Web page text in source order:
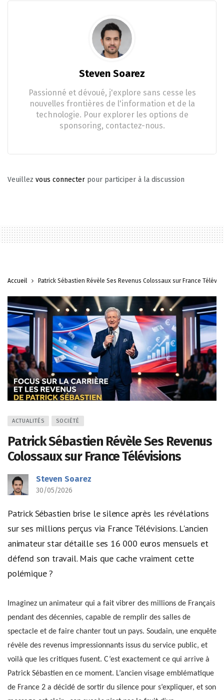
Steven Soarez
Passionné et dévoué, j'explore sans cesse les
nouvelles frontières de l'information et de la
technologie. Pour explorer les options de
sponsoring, contactez-nous.
Veuillez vous connecter pour participer à la discussion
Accueil Patrick Sébastien Révèle Ses Revenus Colossaux sur France
ACTUALITÉS SOCIÉTÉ
Patrick Sébastien Révèle Ses Revenus
Colossaux sur France Télévisions
Steven Soarez
30/05/2026
Patrick Sébastien brise le silence après les révélations
sur ses millions perçus via France Télévisions. L'ancien
animateur star détaille ses 16 000 euros mensuels et
défend son travail. Mais que cache vraiment cette
polémique ?
Imaginez un animateur qui a fait vibrer des millions de Français
pendant des décennies, capable de remplir des salles de
spectacle et de faire chanter tout un pays. Soudain, une enquête
révèle des revenus impressionnants issus du service public, et
voilà que les critiques fusent. C’est exactement ce qui arrive à
Patrick Sébastien en ce moment. L’ancien visage emblématique
de France 2 a décidé de sortir du silence pour s’expliquer, et son